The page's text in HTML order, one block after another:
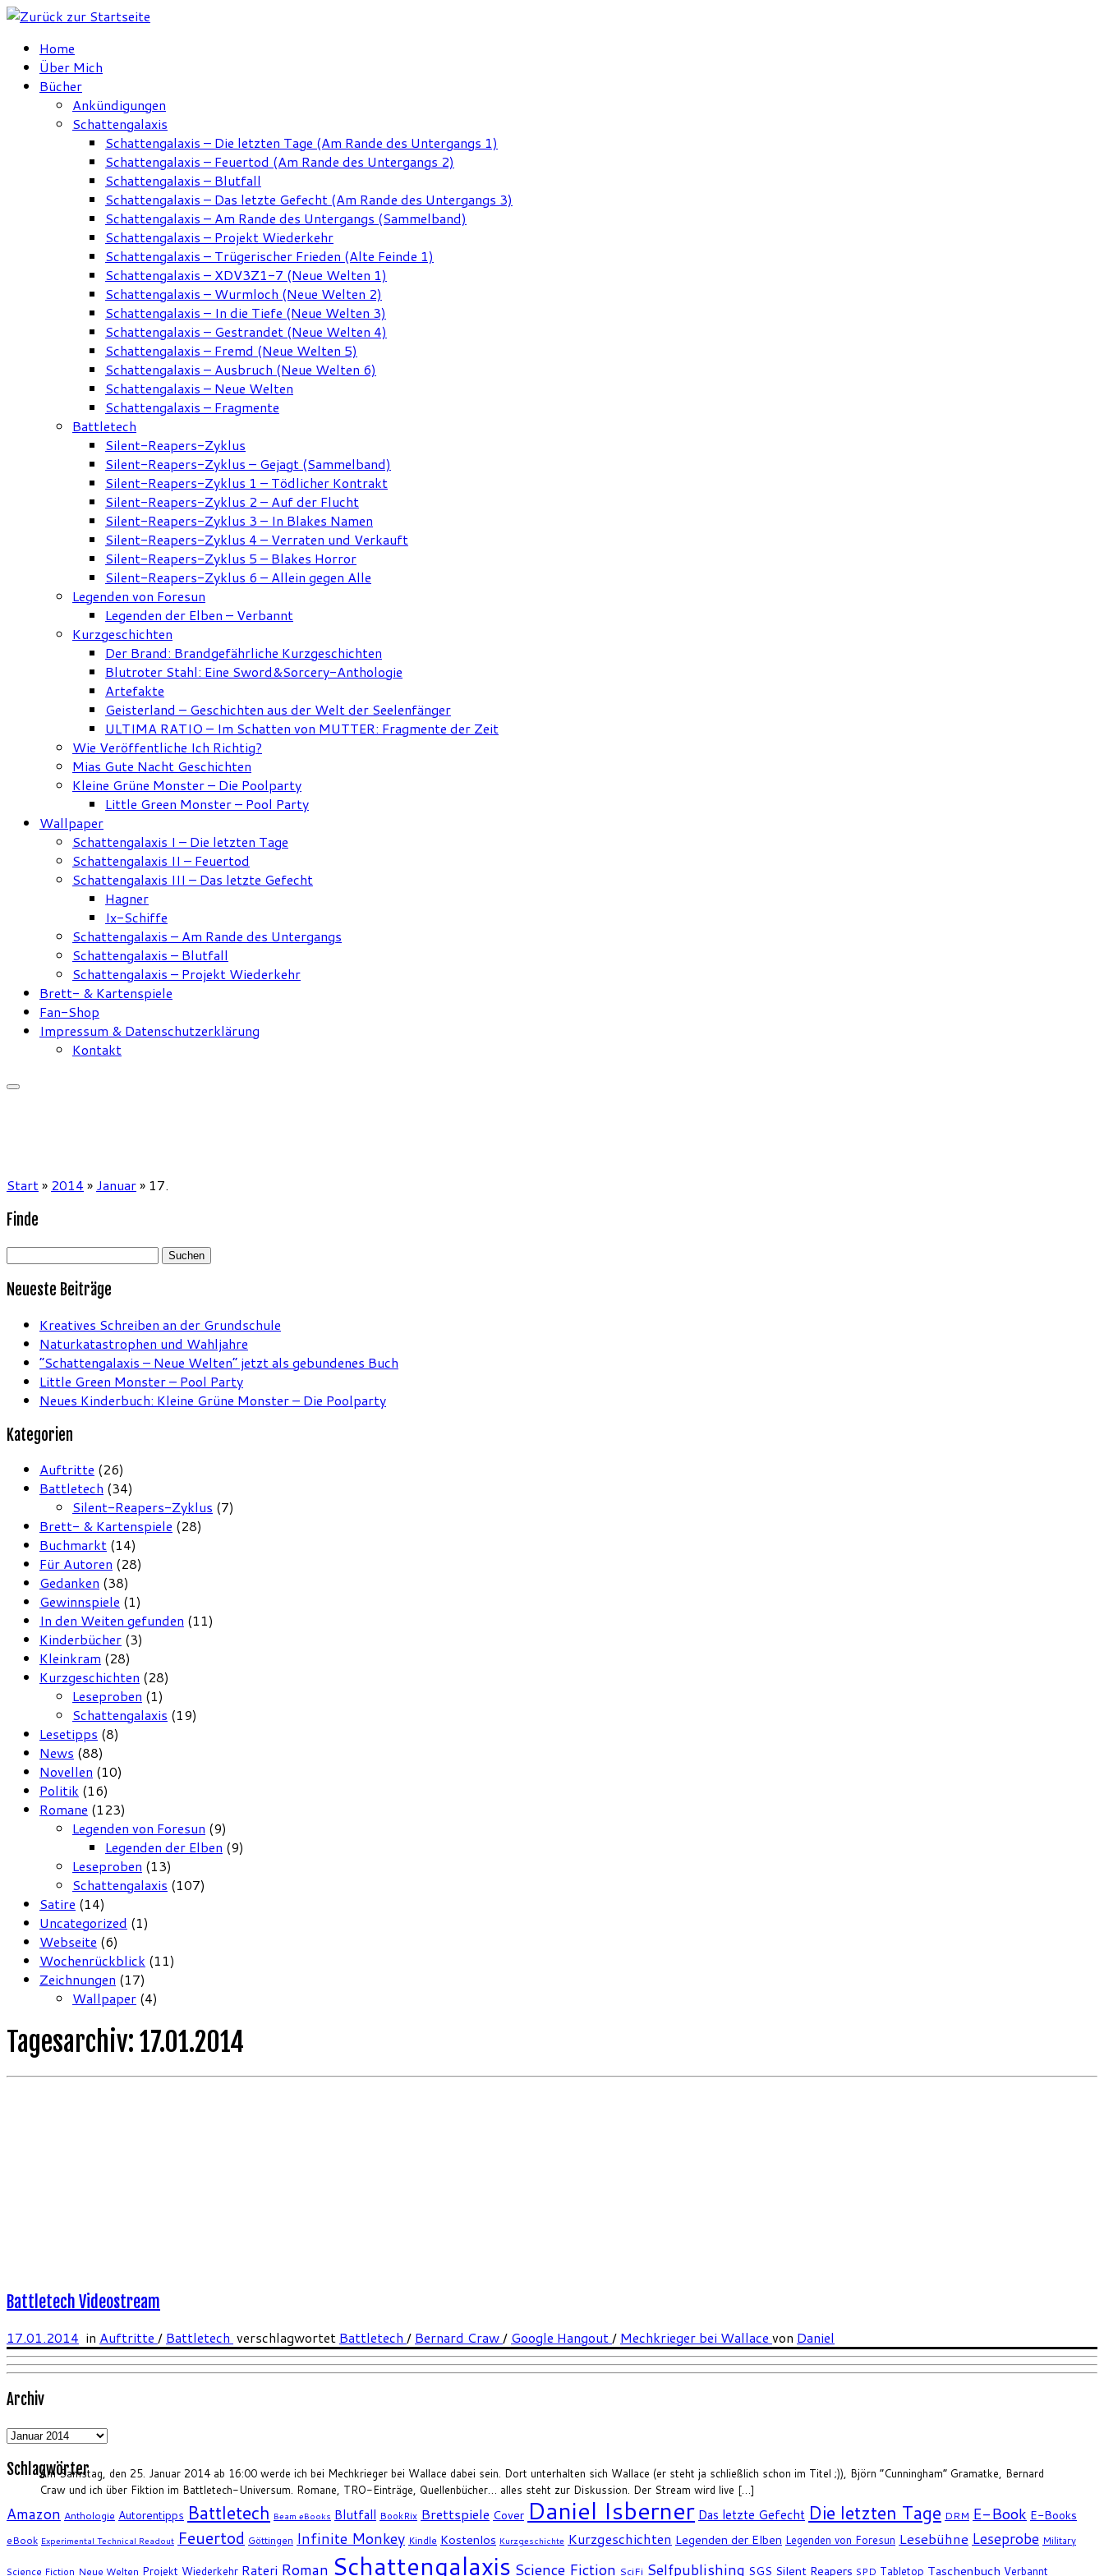
Zum
springenHome
Über Mich
Bücher
Ankündigungen
Schattengalaxis
Schattengalaxis – Die letzten Tage (Am Rande des Untergangs 1)
Schattengalaxis – Feuertod (Am Rande des Untergangs 2)
Schattengalaxis – Blutfall
Schattengalaxis – Das letzte Gefecht (Am Rande des Untergangs 3)
Schattengalaxis – Am Rande des Untergangs (Sammelband)
Schattengalaxis – Projekt Wiederkehr
Schattengalaxis – Trügerischer Frieden (Alte Feinde 1)
Schattengalaxis – XDV3Z1-7 (Neue Welten 1)
Schattengalaxis – Wurmloch (Neue Welten 2)
Schattengalaxis – In die Tiefe (Neue Welten 3)
Schattengalaxis – Gestrandet (Neue Welten 4)
Schattengalaxis – Fremd (Neue Welten 5)
Schattengalaxis – Ausbruch (Neue Welten 6)
Schattengalaxis – Neue Welten
Schattengalaxis – Fragmente
Battletech
Silent-Reapers-Zyklus
Silent-Reapers-Zyklus – Gejagt (Sammelband)
Silent-Reapers-Zyklus 1 – Tödlicher Kontrakt
Silent-Reapers-Zyklus 2 – Auf der Flucht
Silent-Reapers-Zyklus 3 – In Blakes Namen
Silent-Reapers-Zyklus 4 – Verraten und Verkauft
Silent-Reapers-Zyklus 5 – Blakes Horror
Silent-Reapers-Zyklus 6 – Allein gegen Alle
Legenden von Foresun
Legenden der Elben – Verbannt
Kurzgeschichten
Der Brand: Brandgefährliche Kurzgeschichten
Blutroter Stahl: Eine Sword&Sorcery-Anthologie
Artefakte
Geisterland – Geschichten aus der Welt der Seelenfänger
ULTIMA RATIO – Im Schatten von MUTTER: Fragmente der Zeit
Wie Veröffentliche Ich Richtig?
Mias Gute Nacht Geschichten
Kleine Grüne Monster – Die Poolparty
Little Green Monster – Pool Party
Wallpaper
Schattengalaxis I – Die letzten Tage
Schattengalaxis II – Feuertod
Schattengalaxis III – Das letzte Gefecht
Hagner
Ix-Schiffe
Schattengalaxis – Am Rande des Untergangs
Schattengalaxis – Blutfall
Schattengalaxis – Projekt Wiederkehr
Brett- & Kartenspiele
Fan-Shop
Impressum & Datenschutzerklärung
Kontakt
Start» 2014 » Januar» 17.
Finde
Suchen
Neueste Beiträge
Kreatives Schreiben an der Grundschule
Naturkatastrophen und Wahljahre
“Schattengalaxis – Neue Welten” jetzt als gebundenes Buch
Little Green Monster – Pool Party
Neues Kinderbuch: Kleine Grüne Monster – Die Poolparty
Kategorien
Auftritte (26)
Battletech (34)
Silent-Reapers-Zyklus (7)
Brett- & Kartenspiele (28)
Buchmarkt (14)
Für Autoren (28)
Gedanken (38)
Gewinnspiele (1)
In den Weiten gefunden (11)
Kinderbücher (3)
Kleinkram (28)
Kurzgeschichten (28)
Leseproben (1)
Schattengalaxis (19)
Lesetipps (8)
News (88)
Novellen (10)
Politik (16)
Romane (123)
Legenden von Foresun (9)
Legenden der Elben (9)
Leseproben (13)
Schattengalaxis (107)
Satire (14)
Uncategorized (1)
Webseite (6)
Wochenrückblick (11)
Zeichnungen (17)
Wallpaper (4)
Tagesarchiv: 17.01.2014
Am Samstag, den 25. Januar 2014 ab 16:00 werde ich bei Mechkrieger bei Wallace dabei sein. Dort unterhalten sich Wallace (er steht ja schließlich schon im Titel ;)), Björn “Cunningham” Gramatke, Bernard
Craw und ich über Fiktion im Battletech-Universum. Romane, TRO-Einträge, Quellenbücher… alles steht zur Diskussion. Der Stream wird live […]
Battletech Videostream
17.01.2014 in Auftritte / Battletech verschlagwortet Battletech / Bernard Craw/ Google Hangout/ Mechkrieger bei Wallace von Daniel
Archiv
Archiv
Schlagwörter
Amazon Anthologie Autorentipps Battletech Beam eBooks Blutfall BookRix Brettspiele Cover Daniel Isberner Das letzte Gefecht Die letzten Tage DRM E-Book E-Books
eBook Experimental Technical Readout Feuertod Göttingen Infinite Monkey Kindle Kostenlos Kurzgeschichte Kurzgeschichten Legenden der Elben Legenden von Foresun Lesebühne Leseprobe Military
Science Fiction Neue Welten Projekt Wiederkehr Rateri Roman Schattengalaxis Science Fiction SciFi Selfpublishing SGS Silent Reapers SPD Tabletop Taschenbuch Verbannt